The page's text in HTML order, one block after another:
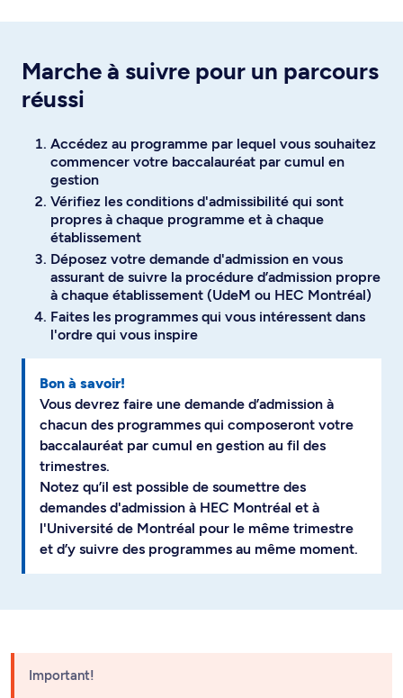
Marche à suivre pour un parcours
réussi
Accédez au programme par lequel vous souhaitez
commencer votre baccalauréat par cumul en
gestion
Vérifiez les conditions d'admissibilité qui sont
propres à chaque programme et à chaque
établissement
Déposez votre demande d'admission en vous
assurant de suivre la procédure d’admission propre
à chaque établissement (UdeM ou HEC Montréal)
Faites les programmes qui vous intéressent dans
l'ordre qui vous inspire
Bon à savoir!
Vous devrez faire une demande d’admission à
chacun des programmes qui composeront votre
baccalauréat par cumul en gestion au fil des
trimestres.
Notez qu’il est possible de soumettre des
demandes d'admission à HEC Montréal et à
l'Université de Montréal pour le même trimestre
et d’y suivre des programmes au même moment.
Important!